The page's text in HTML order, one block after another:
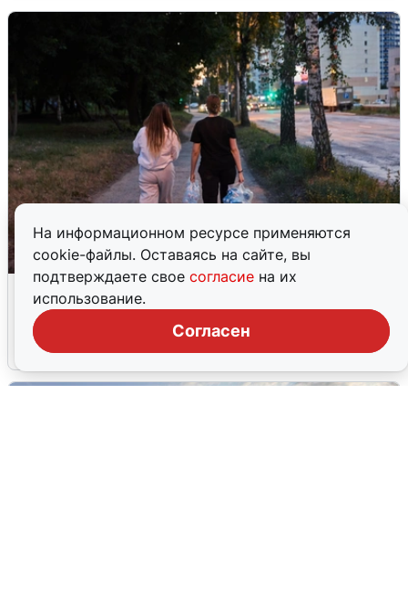
На информационном ресурсе применяются
cookie-файлы. Оставаясь на сайте, вы
подтверждаете свое согласие на их
использование.
Согласен
Опубликована карта отключений
воды в Воронеже
6 августа